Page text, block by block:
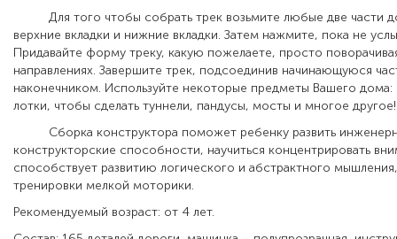
Для того чтобы собрать трек возьмите любые две части
верхние вкладки и нижние вкладки. Затем нажмите, пока не
Придавайте форму треку, какую пожелаете, просто
направлениях. Завершите трек, подсоединив начинающуюся
наконечником. Используйте некоторые предметы Вашего дома:
лотки, чтобы сделать туннели, пандусы, мосты и многое другое!
Сборка конструктора поможет ребенку развить
конструкторские способности, научиться концентрировать
способствует развитию логического и абстрактного
тренировки мелкой моторики.
Рекомендуемый возраст: от 4 лет.